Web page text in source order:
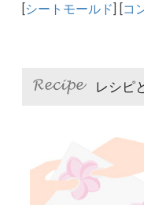
シートモールド コ
レシピ